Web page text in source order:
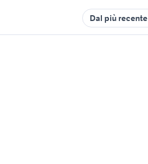
Dal più recente